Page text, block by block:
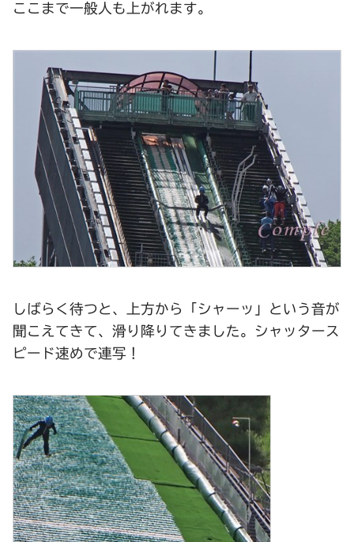
ここまで一般人も上がれます。
しばらく待つと、上方から「シャーッ」という音が
聞こえてきて、滑り降りてきました。シャッタース
ピード速めで連写！